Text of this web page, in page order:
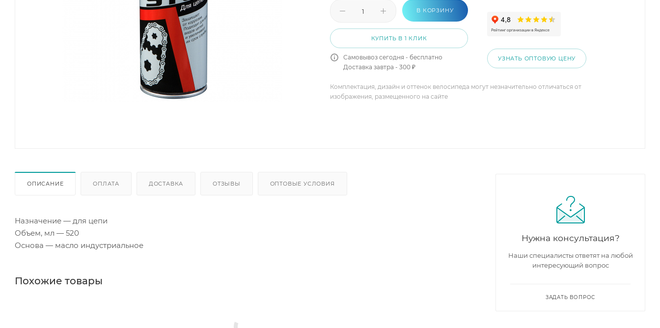
В КОРЗИНУ
КУПИТЬ В 1 КЛИК
Самовывоз сегодня - бесплатно
Доставка завтра - 300 ₽
УЗНАТЬ ОПТОВУЮ ЦЕНУ
Комплектация, дизайн и оттенок велосипеда могут незначительно отличаться от
изображения, размещенного на сайте
ОПИСАНИЕ ОПЛАТА ДОСТАВКА ОТЗЫВЫ ОПТОВЫЕ УСЛОВИЯ
Назначение — для цепи
Объем, мл — 520
Основа — масло индустриальное
Похожие товары
Нужна консультация?
Наши специалисты ответят на любой
интересующий вопрос
ЗАДАТЬ ВОПРОС